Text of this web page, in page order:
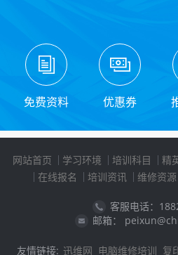
免费资料 优惠券
网站首页 学习环境 培训科目 精
在线报名
培训资讯 维修资源
客服电话：
邮箱：
友情链接: 迅维网 电脑维修培训 复